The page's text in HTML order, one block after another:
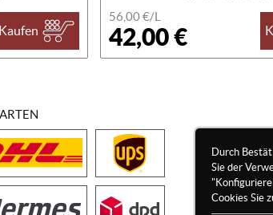
Kaufen
56,00 €/L
42,00 €
Durch
Sie der
Cookies Sie